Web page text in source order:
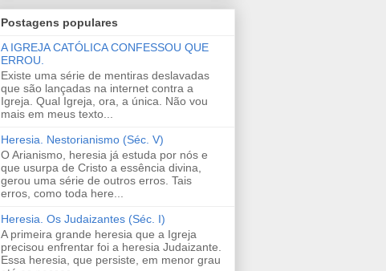
Postagens populares
A IGREJA CATÓLICA CONFESSOU QUE
ERROU.
Existe uma série de mentiras deslavadas
que são lançadas na internet contra a
Igreja. Qual Igreja, ora, a única. Não vou
mais em meus texto...
Heresia. Nestorianismo (Séc. V)
O Arianismo, heresia já estuda por nós e
que usurpa de Cristo a essência divina,
gerou uma série de outros erros. Tais
erros, como toda here...
Heresia. Os Judaizantes (Séc. I)
A primeira grande heresia que a Igreja
precisou enfrentar foi a heresia Judaizante.
Essa heresia, que persiste, em menor grau